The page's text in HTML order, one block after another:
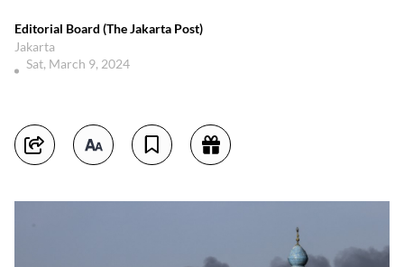
Editorial Board (The Jakarta Post)
Jakarta
Sat, March 9, 2024